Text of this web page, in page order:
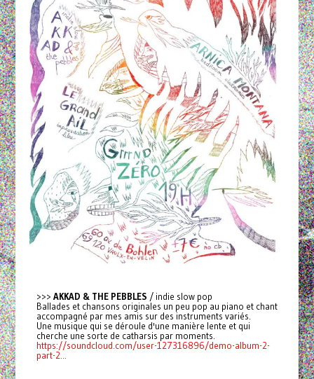
>>> AKKAD & THE PEBBLES / indie slow pop
Ballades et chansons originales un peu pop au piano et chant
accompagné par mes amis sur des instruments variés.
Une musique qui se déroule d'une manière lente et qui
cherche une sorte de catharsis par moments.
https://soundcloud.com/user-127316896/demo-album-2-
part-2...